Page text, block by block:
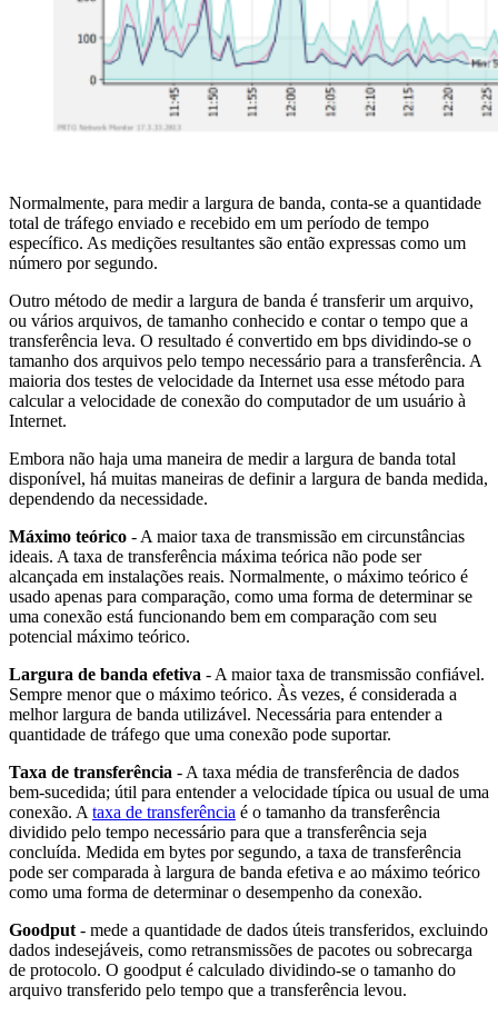
Normalmente, para medir a largura de banda, conta-se a quantidade
total de tráfego enviado e recebido em um período de tempo
específico. As medições resultantes são então expressas como um
número por segundo.
Outro método de medir a largura de banda é transferir um arquivo,
ou vários arquivos, de tamanho conhecido e contar o tempo que a
transferência leva. O resultado é convertido em bps dividindo-se o
tamanho dos arquivos pelo tempo necessário para a transferência. A
maioria dos testes de velocidade da Internet usa esse método para
calcular a velocidade de conexão do computador de um usuário à
Internet.
Embora não haja uma maneira de medir a largura de banda total
disponível, há muitas maneiras de definir a largura de banda medida,
dependendo da necessidade.
Máximo teórico - A maior taxa de transmissão em circunstâncias
ideais. A taxa de transferência máxima teórica não pode ser
alcançada em instalações reais. Normalmente, o máximo teórico é
usado apenas para comparação, como uma forma de determinar se
uma conexão está funcionando bem em comparação com seu
potencial máximo teórico.
Largura de banda efetiva - A maior taxa de transmissão confiável.
Sempre menor que o máximo teórico. Às vezes, é considerada a
melhor largura de banda utilizável. Necessária para entender a
quantidade de tráfego que uma conexão pode suportar.
Taxa de transferência - A taxa média de transferência de dados
bem-sucedida; útil para entender a velocidade típica ou usual de uma
conexão. A taxa de transferência é o tamanho da transferência
dividido pelo tempo necessário para que a transferência seja
concluída. Medida em bytes por segundo, a taxa de transferência
pode ser comparada à largura de banda efetiva e ao máximo teórico
como uma forma de determinar o desempenho da conexão.
Goodput - mede a quantidade de dados úteis transferidos, excluindo
dados indesejáveis, como retransmissões de pacotes ou sobrecarga
de protocolo. O goodput é calculado dividindo-se o tamanho do
arquivo transferido pelo tempo que a transferência levou.